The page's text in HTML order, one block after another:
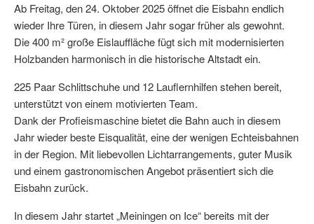
Ab Freitag, den 24. Oktober 2025 öffnet die Eisbahn endlich
wieder Ihre Türen, in diesem Jahr sogar früher als gewohnt.
Die 400 m² große Eislauffläche fügt sich mit modernisierten
Holzbanden harmonisch in die historische Altstadt ein.
225 Paar Schlittschuhe und 12 Lauflernhilfen stehen bereit,
unterstützt von einem motivierten Team.
Dank der Profieismaschine bietet die Bahn auch in diesem
Jahr wieder beste Eisqualität, eine der wenigen Echteisbahnen
in der Region. Mit liebevollen Lichtarrangements, guter Musik
und einem gastronomischen Angebot präsentiert sich die
Eisbahn zurück.
In diesem Jahr startet „Meiningen on Ice“ bereits mit der